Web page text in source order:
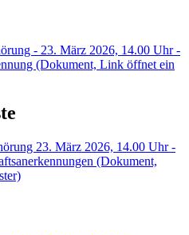
- 23. März 2026, 14.00 Uhr -
(Dokument, Link öffnet ein
23. März 2026, 14.00 Uhr -
(Dokument,